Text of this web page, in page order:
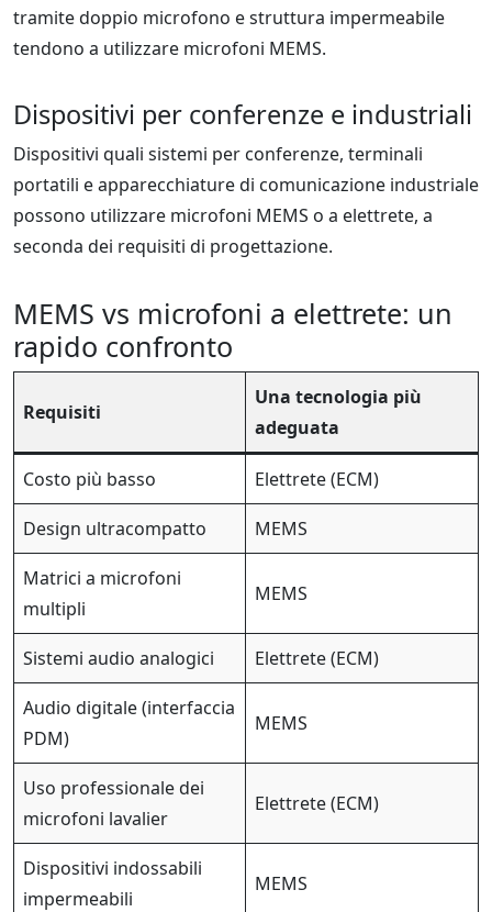
tramite doppio microfono e struttura impermeabile
tendono a utilizzare microfoni MEMS.
Dispositivi per conferenze e industriali
Dispositivi quali sistemi per conferenze, terminali
portatili e apparecchiature di comunicazione industriale
possono utilizzare microfoni MEMS o a elettrete, a
seconda dei requisiti di progettazione.
MEMS vs microfoni a elettrete: un
rapido confronto
Requisiti
Una tecnologia più
adeguata
Costo più basso Elettrete (ECM)
Design ultracompatto MEMS
Matrici a microfoni
multipli
MEMS
Sistemi audio analogici Elettrete (ECM)
Audio digitale (interfaccia
PDM)
MEMS
Uso professionale dei
microfoni lavalier
Elettrete (ECM)
Dispositivi indossabili
impermeabili
MEMS